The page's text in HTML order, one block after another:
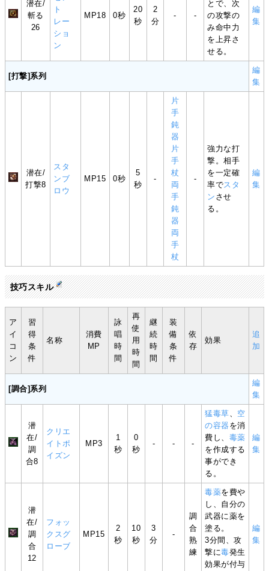
潜在/
斬る
26
ト
レー
ショ
ン
MP18 0秒
20
秒
2
分
- -
とで、次
の攻撃の
み命中力
を上昇さ
せる。
編
集
[打撃]系列
編
集
潜在/
打撃8
スタ
ンブ
ロウ
MP15 0秒
5
秒
-
片
手
鈍
器
片
手
杖
両
手
鈍
器
両
手
杖
-
強力な打
撃。相手
を一定確
率でスタ
ン させ
る。
編
集
技巧スキル
ア
イ
コ
ン
習
得
条
件
名称
消費
MP
詠
唱
時
間
再
使
用
時
間
継
続
時
間
装
備
条
件
依
存
効果
追
加
[調合]系列
編
集
潜
在/
調
合8
クリエ
イトポ
イズン
MP3
1
秒
0
秒
- - -
猛毒草、 空
の容器 を消
費し、 毒薬
を作成する
事ができ
る。
編
集
潜
在/
調
合
12
フォッ
クスグ
ローブ
MP15
2
秒
10
秒
3
分
-
調
合
熟
練
毒薬を費や
し、自分の
武器に薬を
塗る。
3分間、攻
撃に毒発生
効果が付与
編
集